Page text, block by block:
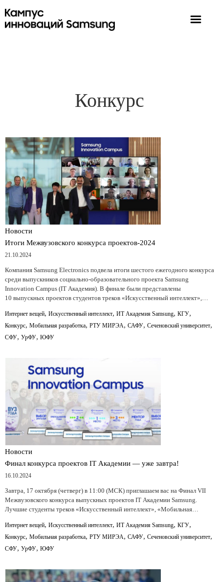
Конкурс
Новости
Итоги Межвузовского конкурса проектов-2024
21.10.2024
Компания Samsung Electronics подвела итоги шестого ежегодного конкурса
среди выпускников социально-образовательного проекта Samsung
Innovation Campus (IT Академия). В финале были представлены
10 выпускных проектов студентов треков «Искусственный интеллект»,…
Интернет вещей, Искусственный интеллект, ИТ Академия Samsung, КГУ,
Конкурс, Мобильная разработка, РТУ МИРЭА, САФУ, Сеченовский университет,
СФУ, УрФУ, ЮФУ
Новости
Финал конкурса проектов IT Академии — уже завтра!
16.10.2024
Завтра, 17 октября (четверг) в 11:00 (МСК) приглашаем вас на Финал VII
Межвузовского конкурса выпускных проектов IT Академии Samsung.
Лучшие студенты треков «Искусственный интеллект», «Мобильная…
Интернет вещей, Искусственный интеллект, ИТ Академия Samsung, КГУ,
Конкурс, Мобильная разработка, РТУ МИРЭА, САФУ, Сеченовский университет,
СФУ, УрФУ, ЮФУ